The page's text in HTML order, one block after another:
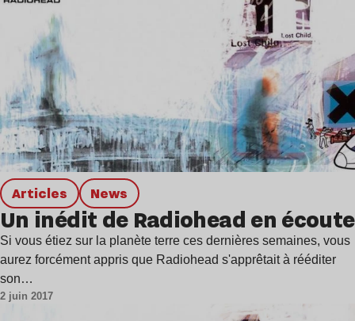
Articles news
Un inédit de Radiohead en écoute
Si vous étiez sur la planète terre ces dernières semaines, vous
aurez forcément appris que Radiohead s'apprêtait à rééditer
son…
2 juin 2017